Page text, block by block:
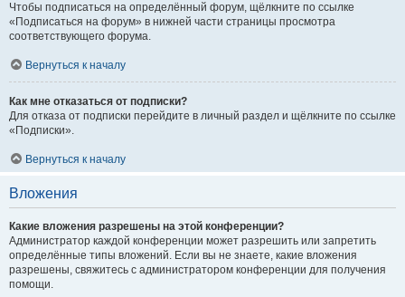
Чтобы подписаться на определённый форум, щёлкните по ссылке
«Подписаться на форум» в нижней части страницы просмотра
соответствующего форума.
Вернуться к началу
Как мне отказаться от подписки?
Для отказа от подписки перейдите в личный раздел и щёлкните по ссылке
«Подписки».
Вернуться к началу
Вложения
Какие вложения разрешены на этой конференции?
Администратор каждой конференции может разрешить или запретить
определённые типы вложений. Если вы не знаете, какие вложения
разрешены, свяжитесь с администратором конференции для получения
помощи.